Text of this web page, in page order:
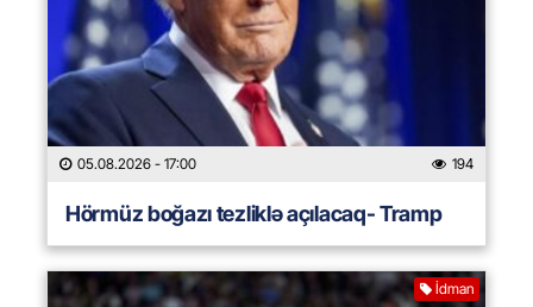
05.08.2026 - 17:00 194
Hörmüz boğazı tezliklə açılacaq- Tramp
İdman